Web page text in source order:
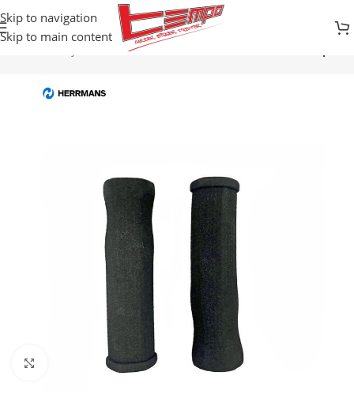
Skip to navigation
Skip to main content
Djelovi za bicikle
Kliknite za uvećanje